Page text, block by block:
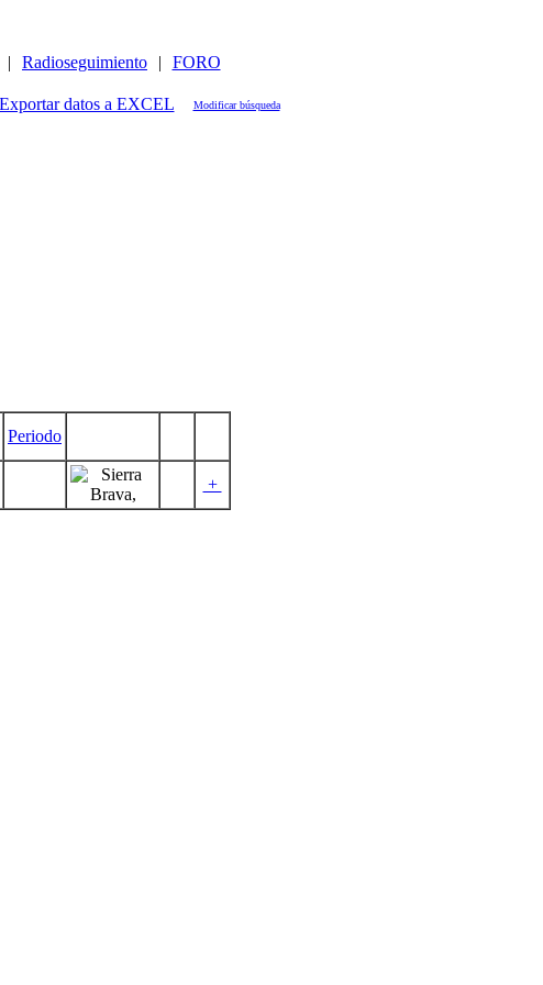
| Radioseguimiento | FORO
Modificar búsqueda
Periodo
+